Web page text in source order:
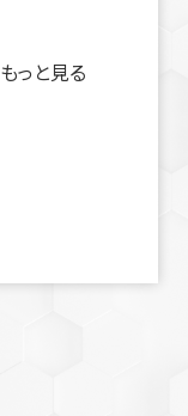
もっと見る